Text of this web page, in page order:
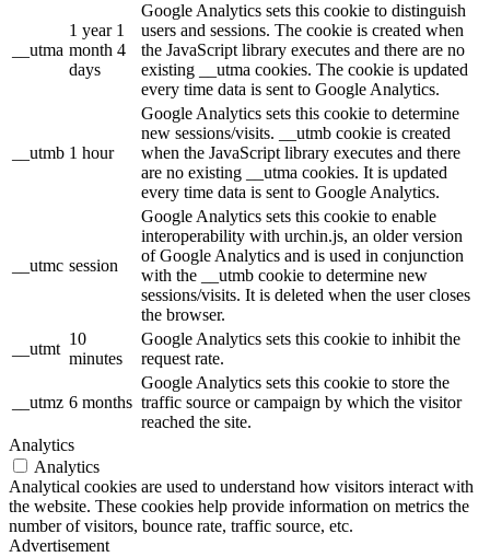
__utma
1 year 1
month 4
days
Google Analytics sets this cookie to distinguish
users and sessions. The cookie is created when
the JavaScript library executes and there are no
existing __utma cookies. The cookie is updated
every time data is sent to Google Analytics.
__utmb 1 hour
Google Analytics sets this cookie to determine
new sessions/visits. __utmb cookie is created
when the JavaScript library executes and there
are no existing __utma cookies. It is updated
every time data is sent to Google Analytics.
__utmc session
Google Analytics sets this cookie to enable
interoperability with urchin.js, an older version
of Google Analytics and is used in conjunction
with the __utmb cookie to determine new
sessions/visits. It is deleted when the user closes
the browser.
__utmt
10
minutes
Google Analytics sets this cookie to inhibit the
request rate.
__utmz 6 months
Google Analytics sets this cookie to store the
traffic source or campaign by which the visitor
reached the site.
Analytics
Analytics
Analytical cookies are used to understand how visitors interact with
the website. These cookies help provide information on metrics the
number of visitors, bounce rate, traffic source, etc.
Advertisement